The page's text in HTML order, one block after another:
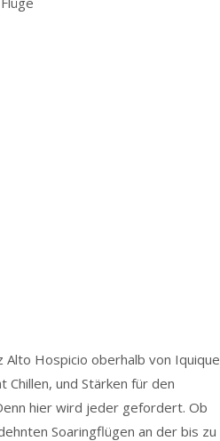
Hospicio oberhalb von Iquique
Chillen, und Stärken für den
hier wird jeder gefordert. Ob
Soaringflügen an der bis zu